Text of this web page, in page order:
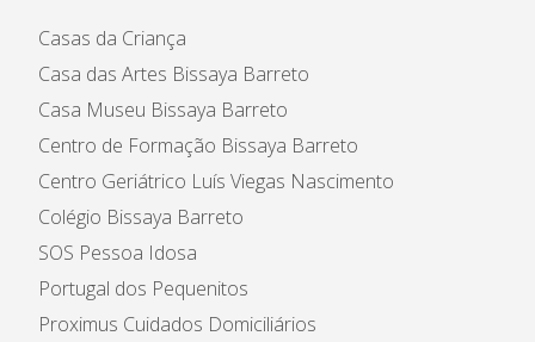
Plano Prevenção de Riscos
de Corrupção
Código Prevenção &
Combate ao Assédio
Casas da Criança
Casa das Artes Bissaya Barreto
Casa Museu Bissaya Barreto
Centro de Formação Bissaya Barreto
Centro Geriátrico Luís Viegas Nascimento
Colégio Bissaya Barreto
SOS Pessoa Idosa
Portugal dos Pequenitos
Proximus Cuidados Domiciliários